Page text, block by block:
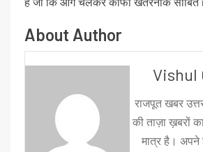
About Author
Vishul
राजपूत खबर
की ताज़ा ख़बरों
मात्र है। अपने